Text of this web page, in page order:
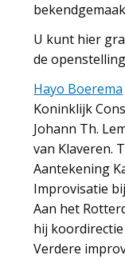
U kunt hier
de
Hayo Boerema
Koninklijk
Johann Th.
van Klaveren.
Aantekening
Improvisatie
Aan het
hij
Verdere